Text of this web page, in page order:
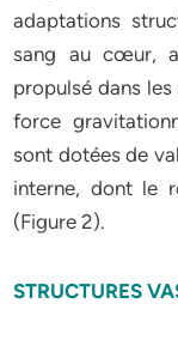
adaptations
sang au cœur,
propulsé dans
force
sont dotées de
interne, dont le
(Figure 2).
STRUCTURES